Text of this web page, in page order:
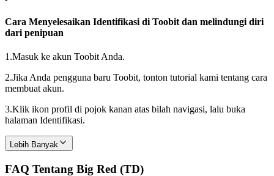
Cara Menyelesaikan Identifikasi di Toobit dan melindungi diri
dari penipuan
1.Masuk ke akun Toobit Anda.
2.Jika Anda pengguna baru Toobit, tonton tutorial kami tentang cara
membuat akun.
3.Klik ikon profil di pojok kanan atas bilah navigasi, lalu buka
halaman Identifikasi.
Lebih Banyak
FAQ Tentang Big Red (TD)